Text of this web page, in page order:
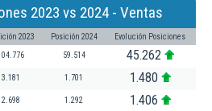
2023 vs 2024 - Ventas
2023 Posición 2024 Evolución Posiciones
59.514 45.262
3.181 1.701 1.480
2.698 1.292 1.406